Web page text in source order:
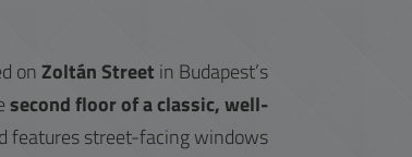
onZoltán Street in Budapest’s
second floor of a classic, well-
features street-facing windows.